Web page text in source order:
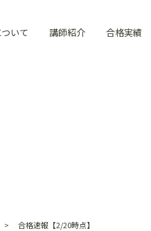
いて 講師紹介 合格実績
合格速報【2/20時点】